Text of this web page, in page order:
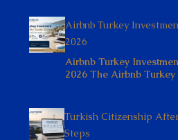
Airbnb Turkey
2026
Airbnb Turkey
2026 The Airbnb
Turkish Citizenship
Steps